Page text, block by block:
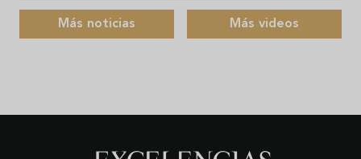
Más noticias Más videos